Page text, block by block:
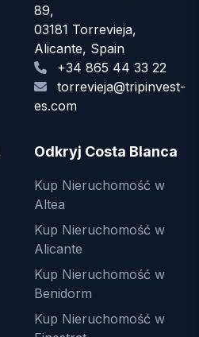
89,
03181 Torrevieja,
Alicante, Spain
+34 865 44 33 22
torrevieja@tripinvest-
es.com
Odkryj Costa Blanca
Kup Nieruchomość w
Altea
Kup Nieruchomość w
Alicante
Kup Nieruchomość w
Benidorm
Kup Nieruchomość w